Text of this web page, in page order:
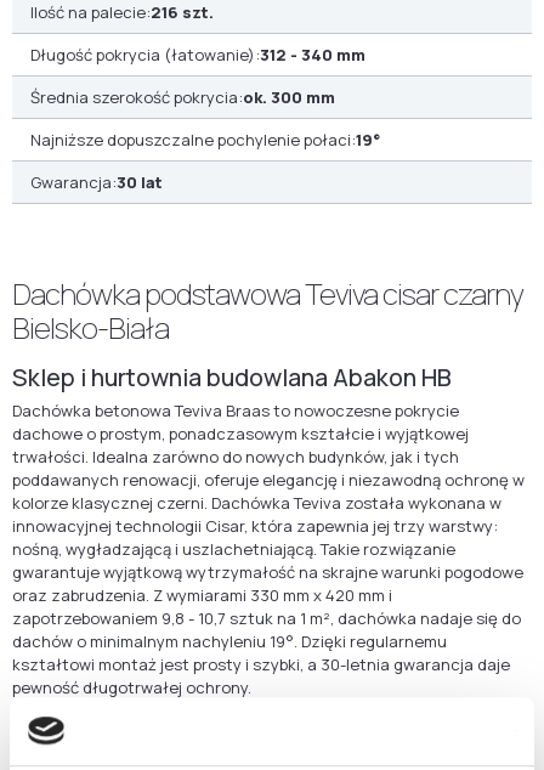
Ilość na palecie:216 szt.
Długość pokrycia (łatowanie):312 - 340 mm
Średnia szerokość pokrycia:ok. 300 mm
Najniższe dopuszczalne pochylenie połaci:19°
Gwarancja:30 lat
Dachówka podstawowa Teviva cisar czarny
Bielsko-Biała
Sklep i hurtownia budowlana Abakon HB
Dachówka betonowa Teviva Braas to nowoczesne pokrycie
dachowe o prostym, ponadczasowym kształcie i wyjątkowej
trwałości. Idealna zarówno do nowych budynków, jak i tych
poddawanych renowacji, oferuje elegancję i niezawodną ochronę w
kolorze klasycznej czerni. Dachówka Teviva została wykonana w
innowacyjnej technologii Cisar, która zapewnia jej trzy warstwy:
nośną, wygładzającą i uszlachetniającą. Takie rozwiązanie
gwarantuje wyjątkową wytrzymałość na skrajne warunki pogodowe
oraz zabrudzenia. Z wymiarami 330 mm x 420 mm i
zapotrzebowaniem 9,8 - 10,7 sztuk na 1 m², dachówka nadaje się do
dachów o minimalnym nachyleniu 19°. Dzięki regularnemu
kształtowi montaż jest prosty i szybki, a 30-letnia gwarancja daje
pewność długotrwałej ochrony.